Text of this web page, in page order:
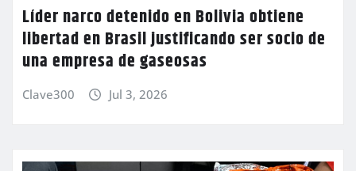
Líder narco detenido en Bolivia obtiene
libertad en Brasil justificando ser socio de
una empresa de gaseosas
Clave300 Jul 3, 2026